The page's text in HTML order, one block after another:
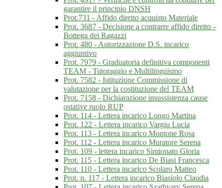
garantire il principio DNSH
Prot.731 - Affido diretto acquisto Materiale
Prot. 3687 - Decisione a contrarre affido diretto -
Bottega dei Ragazzi
Prot. 480 - Autorizzazione D.S. incarico
aggiuntivo
Prot. 7979 - Graduatoria definitiva componenti
TEAM - Tutoraggio e Multilinguismo
Prot. 7582 - Istituzione Commissione di
valutazione per la costituzione del TEAM
Prot. 7158 - Dichiarazione insussistenza cause
ostative ruolo RUP
Prot. 114 - Lettera incarico Longo Martina
Prot. 122 - Lettera incarico Vargiu Lucia
Prot. 113 - Lettera incarico Montone Rosa
Prot. 112 - Lettera incarico Muratore Serena
Prot. 109 - lettera incarico Simionato Gloria
Prot. 115 - Lettera incarico De Biasi Francesca
Prot. 110 - Lettera incarico Scolaro Matteo
Prot. n. 117 - Lettera incarico Biasiolo Claudia